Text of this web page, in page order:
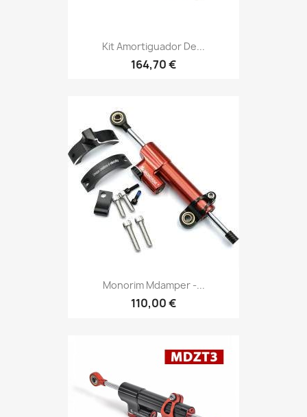
Kit Amortiguador De...
164,70 €
Monorim Mdamper -...
110,00 €